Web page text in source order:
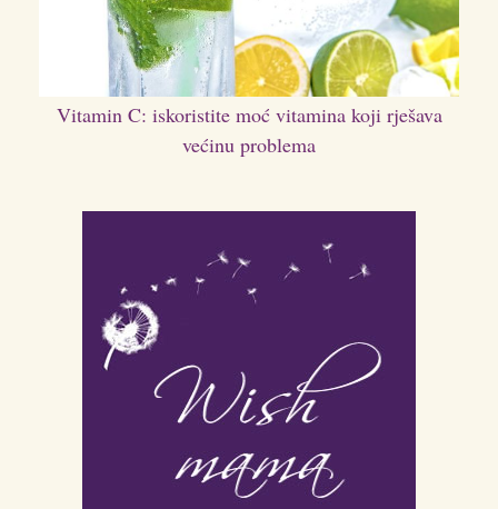
Vitamin C: iskoristite moć vitamina koji rješava
većinu problema